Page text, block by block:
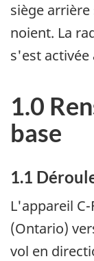
siège
noient. La
s'est
1.0
base
1.1
L'appareil
(Ontario)
vol en